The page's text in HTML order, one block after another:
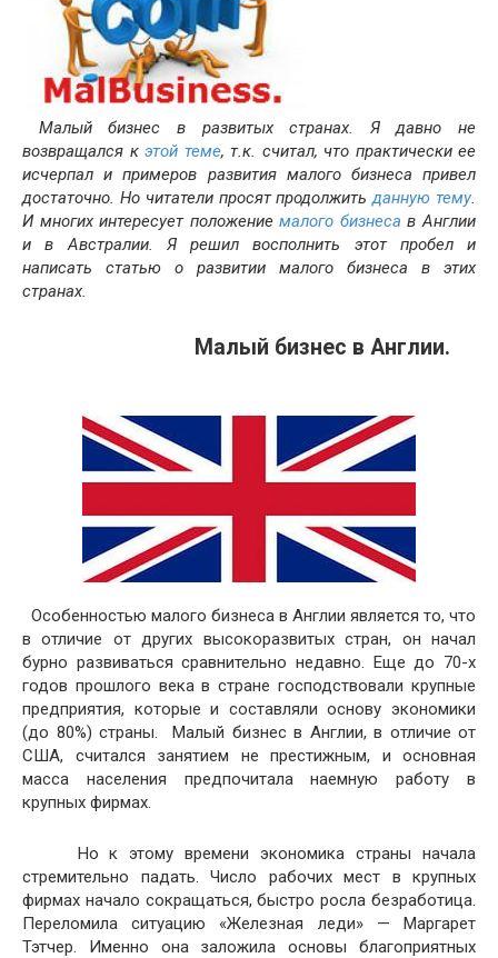
Малый бизнес в развитых странах. Я давно не
возвращался к этой теме, т.к. считал, что практически ее
исчерпал и примеров развития малого бизнеса привел
достаточно. Но читатели просят продолжитьданную тему
И многих интересует положениемалого бизнеса в Англии
и в Австралии. Я решил восполнить этот пробел и
написать статью о развитии малого бизнеса в этих
странах.
Малый бизнес в Англии.
Особенностью малого бизнеса в Англии является то, что
в отличие от других высокоразвитых стран, он начал
бурно развиваться сравнительно недавно. Еще до 70-х
годов прошлого века в стране господствовали крупные
предприятия, которые и составляли основу экономики
(до 80%) страны. Малый бизнес в Англии, в отличие от
США, считался занятием не престижным, и основная
масса населения предпочитала наемную работу в
крупных фирмах.
Но к этому времени экономика страны начала
стремительно падать. Число рабочих мест в крупных
фирмах начало сокращаться, быстро росла безработица.
Переломила ситуацию «Железная леди» — Маргарет
Тэтчер. Именно она заложила основы благоприятных